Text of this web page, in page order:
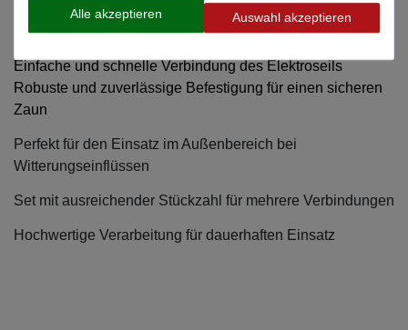
Verzinktes Material sorgt für Korrosionsschutz und
Langlebigkeit
Einfache und schnelle Verbindung des Elektroseils
Robuste und zuverlässige Befestigung für einen sicheren
Zaun
Perfekt für den Einsatz im Außenbereich bei
Witterungseinflüssen
Set mit ausreichender Stückzahl für mehrere Verbindungen
Hochwertige Verarbeitung für dauerhaften Einsatz
Alle akzeptieren Auswahl akzeptieren